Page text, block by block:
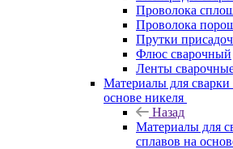
Проволока
Проволока
Прутки
Флюс сварочный
Ленты
Материалы для сварки
основе никеля
Назад
Материалы для
сплавов на